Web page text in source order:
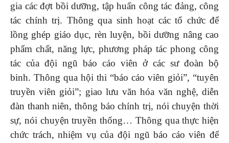
gia các đợt bồi dưỡng, tập huấn công tác đảng, công
tác chính trị. Thông qua sinh hoạt các tổ chức để
lồng ghép giáo dục, rèn luyện, bồi dưỡng nâng cao
phẩm chất, năng lực, phương pháp tác phong công
tác của đội ngũ báo cáo viên ở các sư đoàn bộ
binh. Thông qua hội thi “báo cáo viên giỏi”, “tuyên
truyền viên giỏi”; giao lưu văn hóa văn nghệ, diễn
đàn thanh niên, thông báo chính trị, nói chuyện thời
sự, nói chuyện truyền thống… Thông qua thực hiện
chức trách, nhiệm vụ của đội ngũ báo cáo viên để